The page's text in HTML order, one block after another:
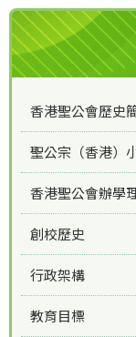
香港聖公會歷史
聖公宗（香港）
香港聖公會辦學
創校歷史
行政架構
教育目標